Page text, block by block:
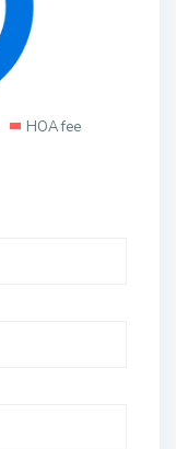
HOA fee